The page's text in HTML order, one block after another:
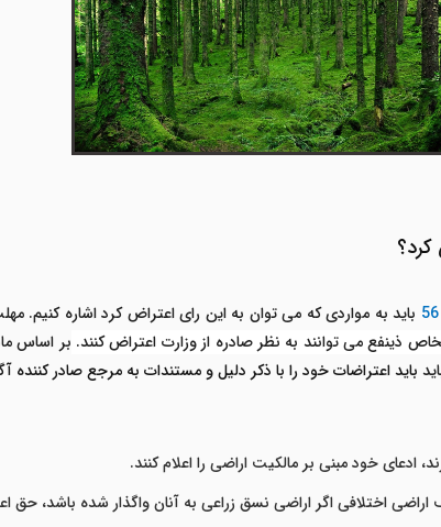
کرد؟
باید به مواردی که می توان به این رای اعتراض کرد اشاره
ذینفع می توانند به نظر صادره از وزارت اعتراض کنند. بر اساس
باید اعتراضات خود را با ذکر دلیل و مستندات به مرجع صادر
ادعای خود مبنی بر مالکیت اراضی را اعلام کنند.
اختلافی اگر اراضی نسق زراعی به آنان واگذار شده باشد،